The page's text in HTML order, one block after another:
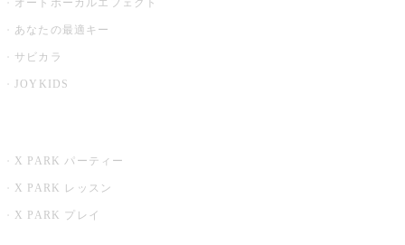
オートボーカルエフェクト
あなたの最適キー
サビカラ
JOYKIDS
X PARK パーティー
X PARK レッスン
X PARK プレイ